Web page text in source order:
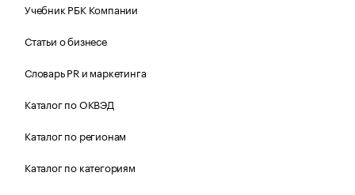
Учебник РБК Компании
Статьи о бизнесе
Словарь PR и маркетинга
Каталог по ОКВЭД
Каталог по регионам
Каталог по категориям